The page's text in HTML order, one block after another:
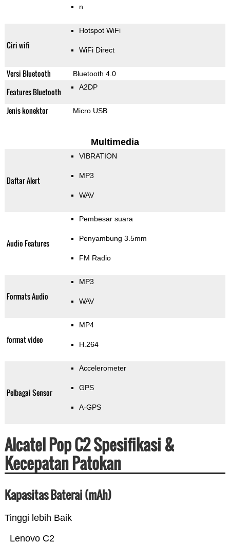
n
Ciri wifi
Hotspot WiFi
WiFi Direct
Versi Bluetooth Bluetooth 4.0
Features Bluetooth A2DP
Jenis konektor Micro USB
Multimedia
Daftar Alert
VIBRATION
MP3
WAV
Audio Features
Pembesar suara
Penyambung 3.5mm
FM Radio
Formats Audio
MP3
WAV
format video
MP4
H.264
Pelbagai Sensor
Accelerometer
GPS
A-GPS
Alcatel Pop C2 Spesifikasi &
Kecepatan Patokan
Kapasitas Baterai (mAh)
Tinggi lebih Baik
Lenovo C2